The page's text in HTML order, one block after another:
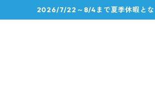
2026/7/22～8/4まで夏季休暇とな